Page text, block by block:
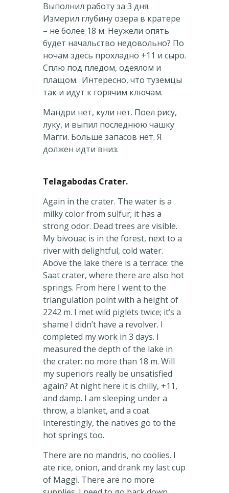
Выполнил работу за 3 дня.
Измерил глубину озера в кратере
– не более 18 м. Неужели опять
будет начальство недовольно? По
ночам здесь прохладно +11 и сыро.
Сплю под пледом, одеялом и
плащом. Интересно, что туземцы
так и идут к горячим ключам.
Мандри нет, кули нет. Поел рису,
луку, и выпил последнюю чашку
Магги. Больше запасов нет. Я
должен идти вниз.
Telagabodas Crater.
Again in the crater. The water is a
milky color from sulfur; it has a
strong odor. Dead trees are visible.
My bivouac is in the forest, next to a
river with delightful, cold water.
Above the lake there is a terrace: the
Saat crater, where there are also hot
springs. From here I went to the
triangulation point with a height of
2242 m. I met wild piglets twice; it’s a
shame I didn’t have a revolver. I
completed my work in 3 days. I
measured the depth of the lake in
the crater: no more than 18 m. Will
my superiors really be unsatisfied
again? At night here it is chilly, +11,
and damp. I am sleeping under a
throw, a blanket, and a coat.
Interestingly, the natives go to the
hot springs too.
There are no mandris, no coolies. I
ate rice, onion, and drank my last cup
of Maggi. There are no more